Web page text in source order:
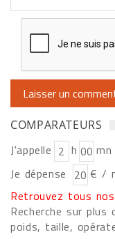
COMPARATEURS
J'appelle h
Je dépense
€ /
Retrouvez tous
Recherche sur
poids, taille,